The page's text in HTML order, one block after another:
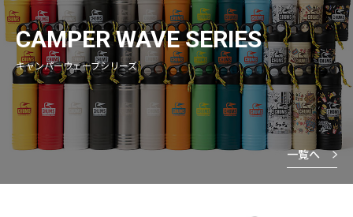
CAMPER WAVE SERIES
キャンパーウェーブシリーズ
一覧へ